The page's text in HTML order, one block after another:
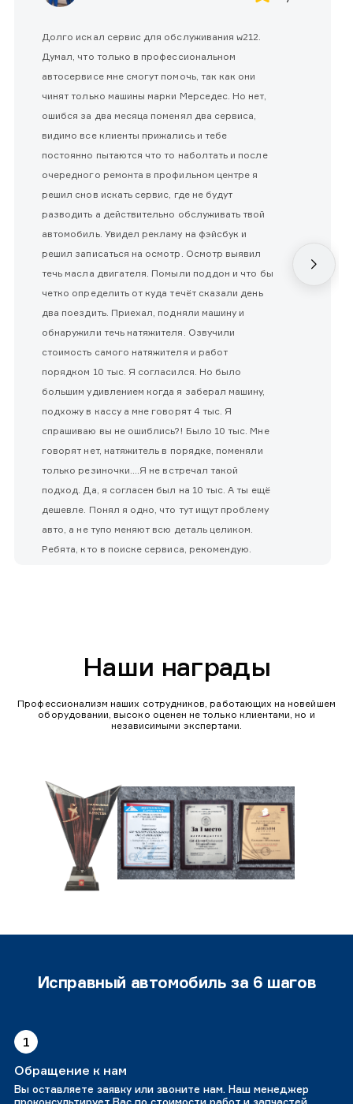
Долго искал сервис для обслуживания w212.
Думал, что только в профессиональном
автосервисе мне смогут помочь, так как они
чинят только машины марки Мерседес. Но нет,
ошибся за два месяца поменял два сервиса,
видимо все клиенты прижались и тебе
постоянно пытаются что то наболтать и после
очередного ремонта в профильном центре я
решил снов искать сервис, где не будут
разводить а действительно обслуживать твой
автомобиль. Увидел рекламу на фэйсбук и
решил записаться на осмотр. Осмотр выявил
течь масла двигателя. Помыли поддон и что бы
четко определить от куда течёт сказали день
два поездить. Приехал, подняли машину и
обнаружили течь натяжителя. Озвучили
стоимость самого натяжителя и работ
порядком 10 тыс. Я согласился. Но было
большим удивлением когда я заберал машину,
подхожу в кассу а мне говорят 4 тыс. Я
спрашиваю вы не ошиблись?! Было 10 тыс. Мне
говорят нет, натяжитель в порядке, поменяли
только резиночки....Я не встречал такой
подход. Да, я согласен был на 10 тыс. А ты ещё
дешевле. Понял я одно, что тут ищут проблему
авто, а не тупо меняют всю деталь целиком.
Ребята, кто в поиске сервиса, рекомендую.
Наши награды
Профессионализм наших сотрудников, работающих на новейшем
оборудовании, высоко оценен не только клиентами, но и
независимыми экспертами.
Исправный автомобиль за 6 шагов
1
Обращение к нам
Вы оставляете заявку или звоните нам. Наш менеджер